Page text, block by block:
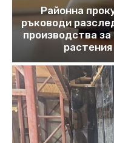
Районна
ръководи
производства